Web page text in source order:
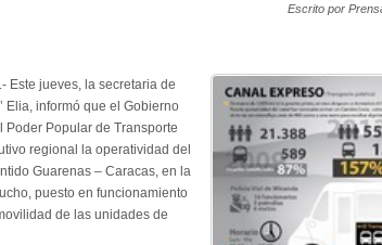
Escrito por
Este jueves, la secretaria de
Elia, informó que el Gobierno
Popular de Transporte
regional la operatividad del
Guarenas – Caracas, en la
puesto en funcionamiento
de las unidades de